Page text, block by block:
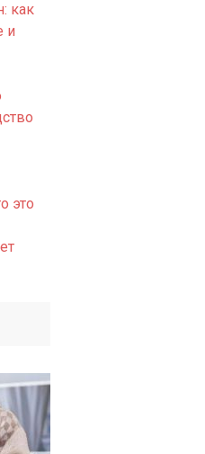
как
и
это